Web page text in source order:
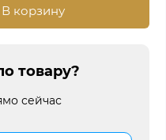
В корзину
товару?
сейчас